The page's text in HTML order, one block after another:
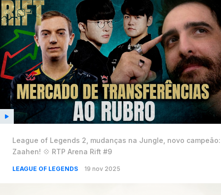
League of Legends 2, mudanças na Jungle, novo campeão:
Zaahen! 💠 RTP Arena Rift #9
LEAGUE OF LEGENDS 19 nov 2025